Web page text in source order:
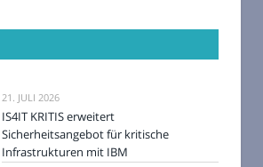
21. JULI 2026
IS4IT KRITIS erweitert
Sicherheitsangebot für kritische
Infrastrukturen mit IBM